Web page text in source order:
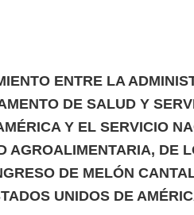
ENTRE LA
DE SALUD Y
Y EL SERVICIO
AGROALIMENTARIA, DE
DE MELÓN
UNIDOS DE